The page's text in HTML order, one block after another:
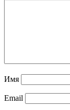
Имя
Email